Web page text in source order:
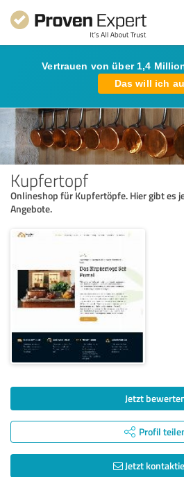
Vertrauen von über 1,4
Das will ich
Kupfertopf
Onlineshop für Kupfertöpfe. Hier gibt es
Angebote.
Jetzt
Profil
Jetzt